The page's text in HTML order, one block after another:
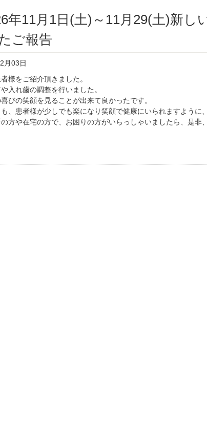
年11月1日(土)～11月29(土)新し
ご報告
月03日
様をご紹介頂きました。
入れ歯の調整を行いました。
びの笑顔を見ることが出来て良かったです。
、患者様が少しでも楽になり笑顔で健康にいられますように
方や在宅の方で、お困りの方がいらっしゃいましたら、是非